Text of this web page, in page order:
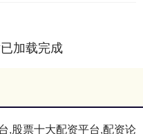
加载完成
,股票十大配资平台,配资论